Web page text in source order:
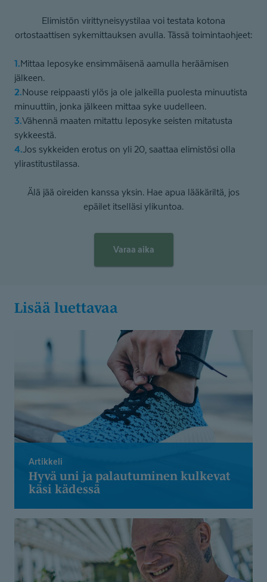
Elimistön virittyneisyystilaa voi testata kotona
ortostaattisen sykemittauksen avulla. Tässä toimintaohjeet:
Mittaa leposyke ensimmäisenä aamulla heräämisen
jälkeen.
Nouse reippaasti ylös ja ole jalkeilla puolesta minuutista
minuuttiin, jonka jälkeen mittaa syke uudelleen.
Vähennä maaten mitattu leposyke seisten mitatusta
sykkeestä.
Jos sykkeiden erotus on yli 20, saattaa elimistösi olla
ylirastitustilassa.
Älä jää oireiden kanssa yksin. Hae apua lääkäriltä, jos
epäilet itselläsi ylikuntoa.
Varaa aika
Lisää luettavaa
Artikkeli
Hyvä uni ja palautuminen kulkevat
käsi kädessä